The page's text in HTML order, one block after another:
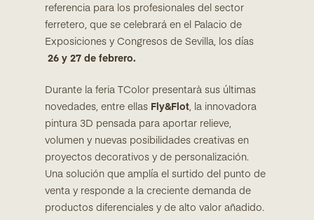
referencia para los profesionales del sector
ferretero, que se celebrará en el Palacio de
Exposiciones y Congresos de Sevilla, los días
26 y 27 de febrero.
Durante la feria TColor presentarà sus últimas
novedades, entre ellas Fly&Flot, la innovadora
pintura 3D pensada para aportar relieve,
volumen y nuevas posibilidades creativas en
proyectos decorativos y de personalización.
Una solución que amplía el surtido del punto de
venta y responde a la creciente demanda de
productos diferenciales y de alto valor añadido.